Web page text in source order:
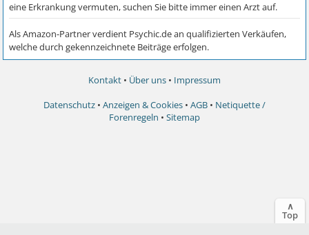
Kontakt • Über uns • Impressum
Datenschutz • Anzeigen & Cookies • AGB • Netiquette /
Forenregeln • Sitemap
∧
Top